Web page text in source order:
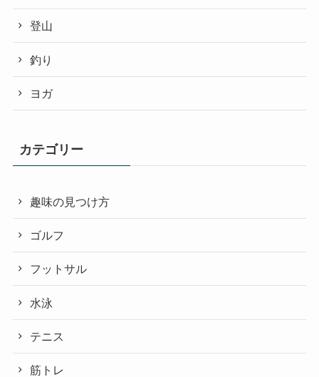
登山
釣り
ヨガ
カテゴリー
趣味の見つけ方
ゴルフ
フットサル
水泳
テニス
筋トレ